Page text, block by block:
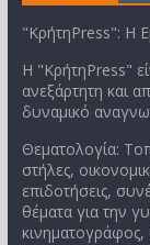
"ΚρήτηPress": Η
Η "ΚρήτηPress"
ανεξάρτητη και
δυναμικό
Θεματολογία:
στήλες,
επιδοτήσεις,
θέματα για την
κινηματογράφος,